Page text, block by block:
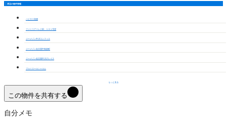
周辺の物件情報
ハピネス高畑
ファミリアーレ八田 １０１号室
ジーメゾン中川コンフィエ
ジーメゾン名古屋中島新町
ジーメゾン名古屋中川グレイス
プルミエールシャルム
もっと見る
この物件を共有する
自分メモ